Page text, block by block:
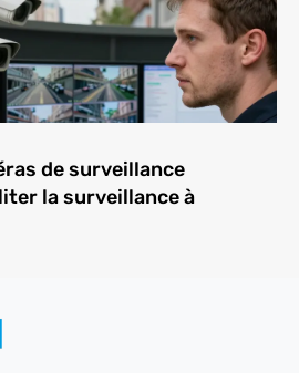
de surveillance
la surveillance à